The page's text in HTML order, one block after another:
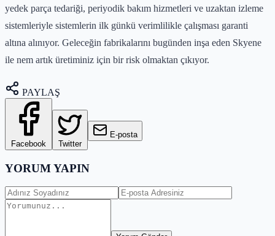
yedek parça tedariği, periyodik bakım hizmetleri ve uzaktan izleme
sistemleriyle sistemlerin ilk günkü verimlilikle çalışması garanti
altına alınıyor. Geleceğin fabrikalarını bugünden inşa eden Skyene
ile nem artık üretiminiz için bir risk olmaktan çıkıyor.
PAYLAŞ
Facebook Twitter
E-posta
YORUM YAPIN